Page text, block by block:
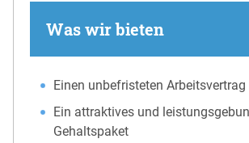
Was wir bieten
Einen unbefristeten Arbeitsvertrag
Ein attraktives und
Gehaltspaket